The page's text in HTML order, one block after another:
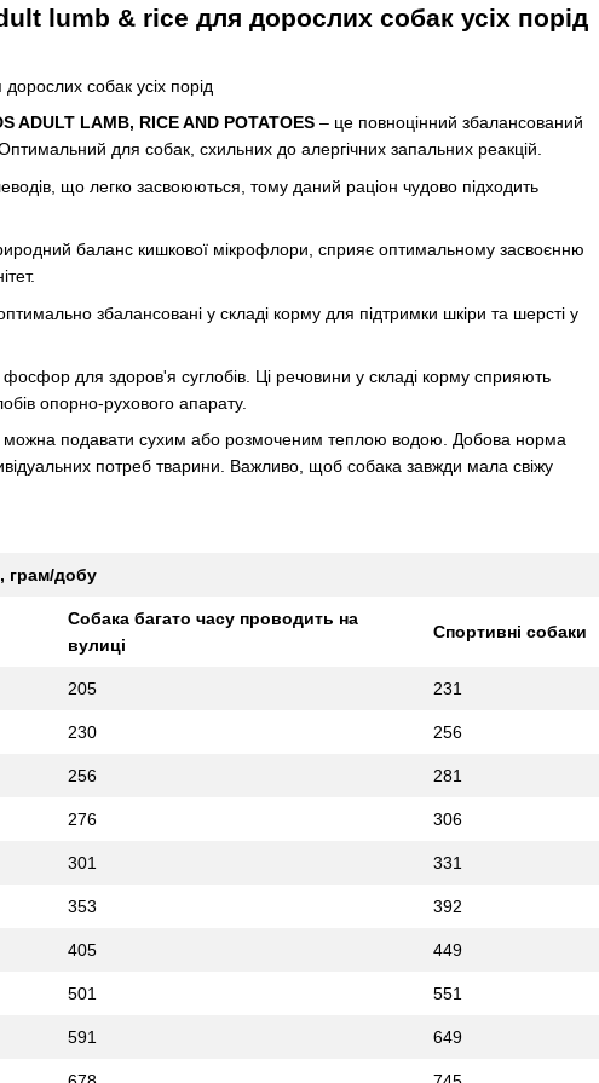
lumb & rice для дорослих собак усіх порід
собак усіх порід
ADULT LAMB, RICE AND POTATOES – це повноцінний збалансований
для собак, схильних до алергічних запальних реакцій.
що легко засвоюються, тому даний раціон чудово підходить
баланс кишкової мікрофлори, сприяє оптимальному засвоєнню
збалансовані у складі корму для підтримки шкіри та шерсті у
фосфор для здоров'я суглобів. Ці речовини у складі корму сприяють
опорно-рухового апарату.
можна подавати сухим або розмоченим теплою водою. Добова норма
потреб тварини. Важливо, щоб собака завжди мала свіжу
грам/добу
Собака багато часу проводить на
вулиці
Спортивні собаки
205 231
230 256
256 281
276 306
301 331
353 392
405 449
501 551
591 649